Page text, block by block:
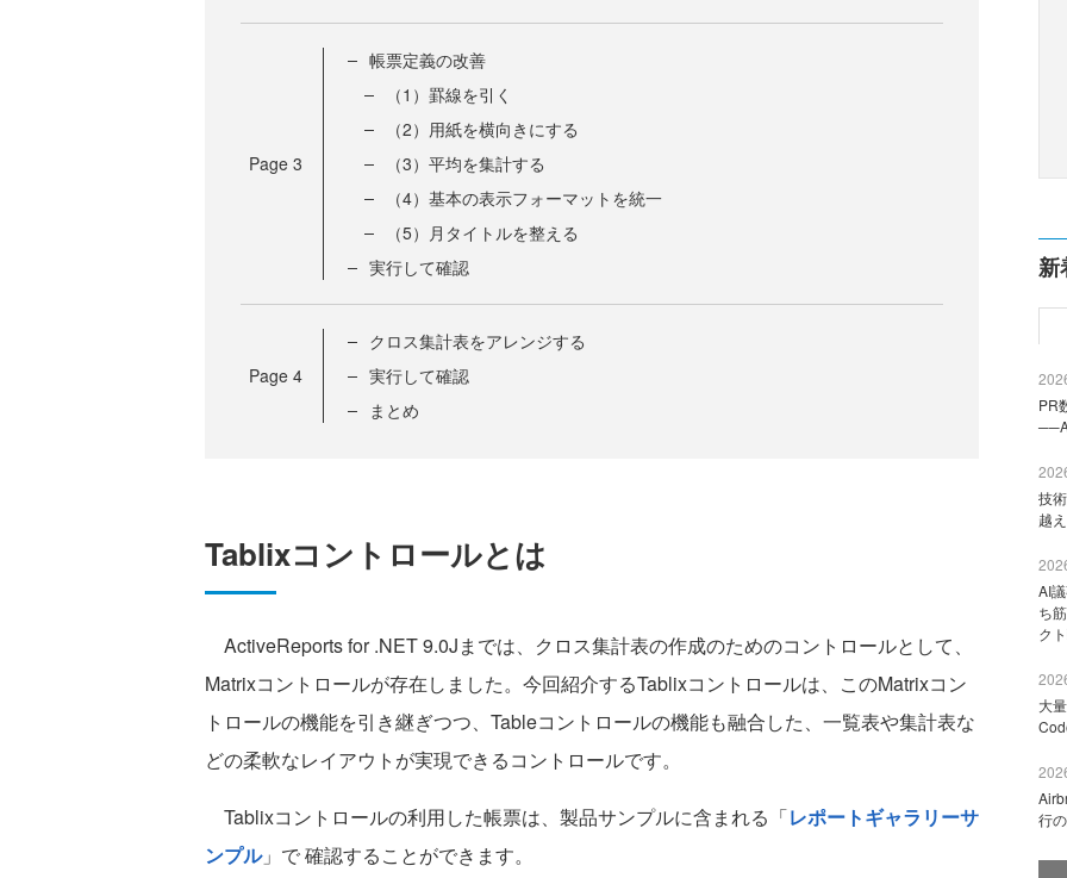
Page 3
帳票定義の改善
（1）罫線を引く
（2）用紙を横向きにする
（3）平均を集計する
（4）基本の表示フォーマットを統一
（5）月タイトルを整える
実行して確認
Page 4
クロス集計表をアレンジする
実行して確認
まとめ
Tablixコントロールとは
ActiveReports for .NET 9.0Jまでは、クロス集計表の作成のためのコントロールとして、
Matrixコントロールが存在しました。今回紹介するTablixコントロールは、このMatrixコン
トロールの機能を引き継ぎつつ、Tableコントロールの機能も融合した、一覧表や集計表な
どの柔軟なレイアウトが実現できるコントロールです。
Tablixコントロールの利用した帳票は、製品サンプルに含まれる「レポートギャラリーサ
ンプル」で 確認することができます。
新
PR
技
越
AI
ち
ク
大
行